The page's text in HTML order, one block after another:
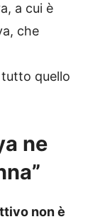
a cui è
che
quello
ne
non è